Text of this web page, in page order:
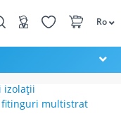
Ro
izolații
fitinguri multistrat